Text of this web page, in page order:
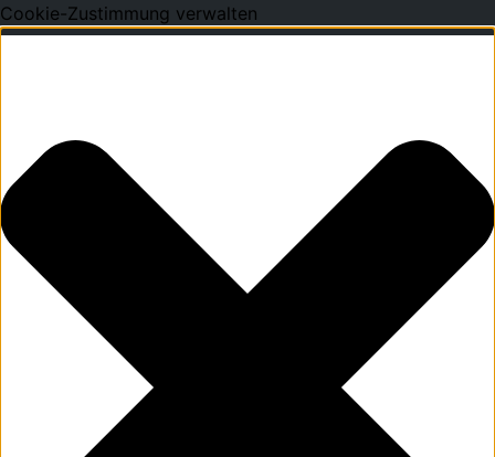
Cookie-Zustimmung verwalten